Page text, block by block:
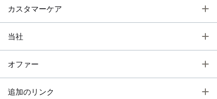
カスタマーケア
当社
オファー
追加のリンク